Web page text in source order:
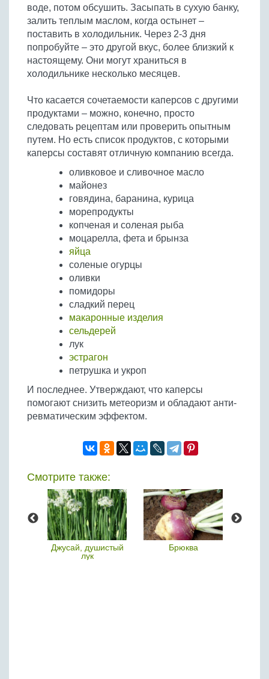
воде, потом обсушить. Засыпать в сухую банку,
залить теплым маслом, когда остынет –
поставить в холодильник. Через 2-3 дня
попробуйте – это другой вкус, более близкий к
настоящему. Они могут храниться в
холодильнике несколько месяцев.
Что касается сочетаемости каперсов с другими
продуктами – можно, конечно, просто
следовать рецептам или проверить опытным
путем. Но есть список продуктов, с которыми
каперсы составят отличную компанию всегда.
оливковое и сливочное масло
майонез
говядина, баранина, курица
морепродукты
копченая и соленая рыба
моцарелла, фета и брынза
яйца
соленые огурцы
оливки
помидоры
сладкий перец
макаронные изделия
сельдерей
лук
эстрагон
петрушка и укроп
И последнее. Утверждают, что каперсы
помогают снизить метеоризм и обладают анти-
ревматическим эффектом.
Смотрите также:
Джусай, душистый
лук
Брюква